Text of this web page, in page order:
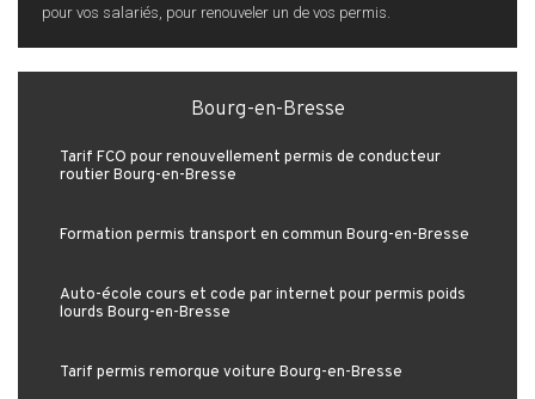
pour vos salariés, pour renouveler un de vos permis.
Bourg-en-Bresse
Tarif FCO pour renouvellement permis de conducteur
routier Bourg-en-Bresse
Formation permis transport en commun Bourg-en-Bresse
Auto-école cours et code par internet pour permis poids
lourds Bourg-en-Bresse
Tarif permis remorque voiture Bourg-en-Bresse